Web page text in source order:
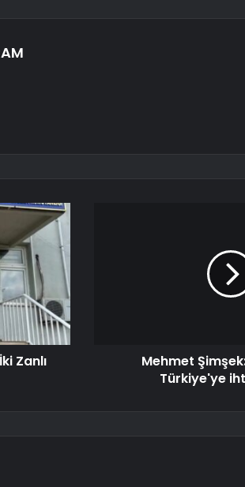
Zanlı
Mehmet
Türkiye'ye